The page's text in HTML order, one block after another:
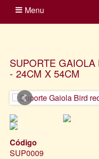
Menu
SUPORTE GAIOLA
- 24CM X 54CM
Código
SUP0009